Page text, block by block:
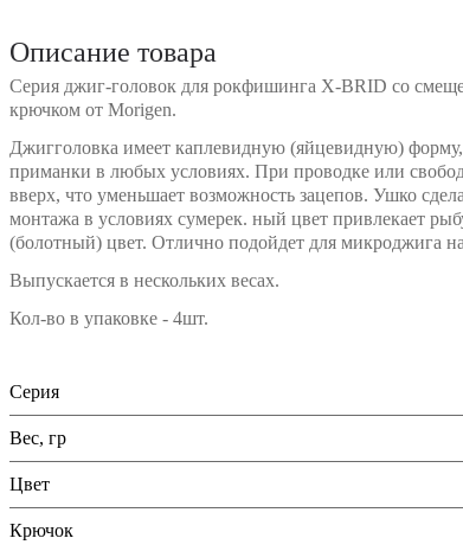
Описание товара
Серия джиг-головок для рокфишинга X-BRID со
крючком от Morigen.
Джигголовка имеет каплевидную (яйцевидную) форму,
приманки в любых условиях. При проводке или
вверх, что уменьшает возможность зацепов. Ушко
монтажа в условиях сумерек. ный цвет привлекает
(болотный) цвет. Отлично подойдет для микроджига
Выпускается в нескольких весах.
Кол-во в упаковке - 4шт.
Серия
Вес, гр
Цвет
Крючок